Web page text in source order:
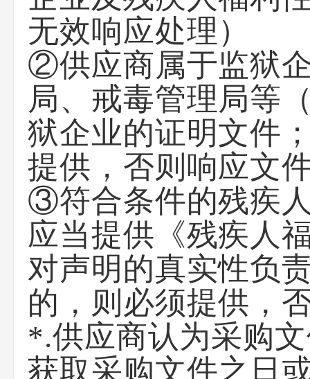
无效响应处理）
②供应商属于监狱
局、戒毒管理局等
狱企业的证明文件
提供，否则响应文
③符合条件的残疾
应当提供《残疾人
对声明的真实性负
的，则必须提供，
*.供应商认为采购
获取采购文件之日